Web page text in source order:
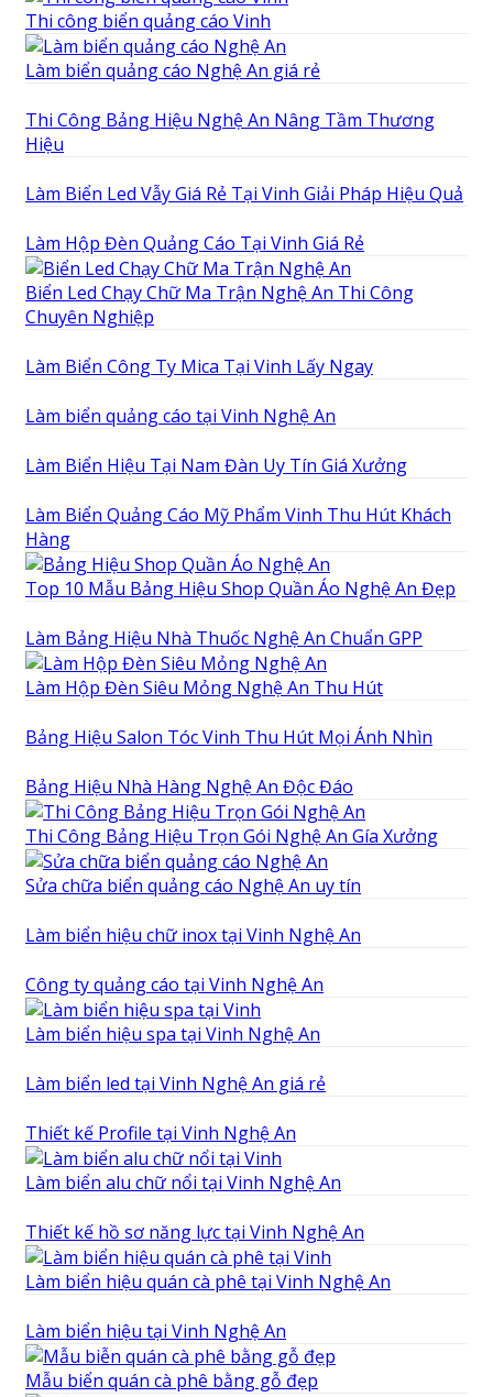
Thi công biển quảng cáo Vinh
Làm biển quảng cáo Nghệ An giá rẻ
Thi Công Bảng Hiệu Nghệ An Nâng Tầm Thương
Hiệu
Làm Biển Led Vẫy Giá Rẻ Tại Vinh Giải Pháp Hiệu Quả
Làm Hộp Đèn Quảng Cáo Tại Vinh Giá Rẻ
Biển Led Chạy Chữ Ma Trận Nghệ An Thi Công
Chuyên Nghiệp
Làm Biển Công Ty Mica Tại Vinh Lấy Ngay
Làm biển quảng cáo tại Vinh Nghệ An
Làm Biển Hiệu Tại Nam Đàn Uy Tín Giá Xưởng
Làm Biển Quảng Cáo Mỹ Phẩm Vinh Thu Hút Khách
Hàng
Top 10 Mẫu Bảng Hiệu Shop Quần Áo Nghệ An Đẹp
Làm Bảng Hiệu Nhà Thuốc Nghệ An Chuẩn GPP
Làm Hộp Đèn Siêu Mỏng Nghệ An Thu Hút
Bảng Hiệu Salon Tóc Vinh Thu Hút Mọi Ánh Nhìn
Bảng Hiệu Nhà Hàng Nghệ An Độc Đáo
Thi Công Bảng Hiệu Trọn Gói Nghệ An Gía Xưởng
Sửa chữa biển quảng cáo Nghệ An uy tín
Làm biển hiệu chữ inox tại Vinh Nghệ An
Công ty quảng cáo tại Vinh Nghệ An
Làm biển hiệu spa tại Vinh Nghệ An
Làm biển led tại Vinh Nghệ An giá rẻ
Thiết kế Profile tại Vinh Nghệ An
Làm biển alu chữ nổi tại Vinh Nghệ An
Thiết kế hồ sơ năng lực tại Vinh Nghệ An
Làm biển hiệu quán cà phê tại Vinh Nghệ An
Làm biển hiệu tại Vinh Nghệ An
Mẫu biển quán cà phê bằng gỗ đẹp